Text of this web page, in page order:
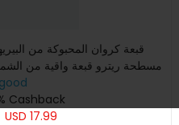
قبعة كروان المحبوكة من
مسطحة ريترو قبعة واقية من
Cashback
USD 17.99